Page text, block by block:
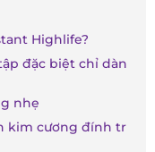
Highlife?
đặc biệt chỉ dàn
nhẹ
kim cương đính tr